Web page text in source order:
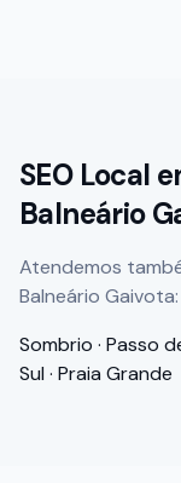
SEO Local
Balneário
Atendemos
Balneário Gaivota:
Sombrio · Passo
Sul · Praia Grande